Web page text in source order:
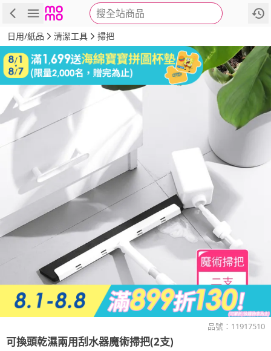
搜全站商品
商品 評價 詳情
日用/紙品 清潔工具 掃把
品號： 11917510
可換頭乾濕兩用刮水器魔術掃把(2支)